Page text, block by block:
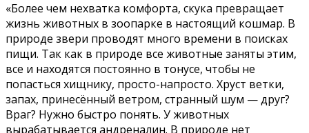
«Более чем нехватка комфорта, скука превращает
жизнь животных в зоопарке в настоящий кошмар. В
природе звери проводят много времени в поисках
пищи. Так как в природе все животные заняты этим,
все и находятся постоянно в тонусе, чтобы не
попасться хищнику, просто-напросто. Хруст ветки,
запах, принесённый ветром, странный шум — друг?
Враг? Нужно быстро понять. У животных
вырабатывается андреналин. В природе нет